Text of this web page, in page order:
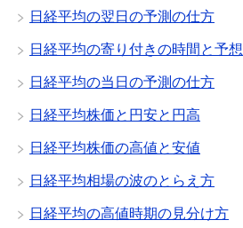
日経平均の翌日の予測の仕方
日経平均の寄り付きの時間と予想
日経平均の当日の予測の仕方
日経平均株価と円安と円高
日経平均株価の高値と安値
日経平均相場の波のとらえ方
日経平均の高値時期の見分け方